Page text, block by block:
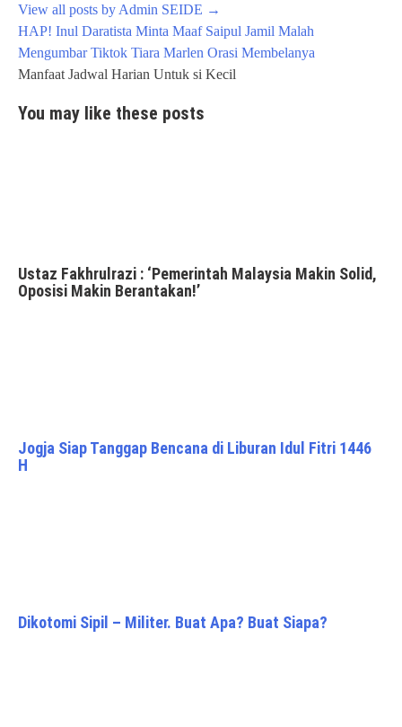
View all posts by Admin SEIDE →
Post
navigation
HAP! Inul Daratista Minta Maaf Saipul Jamil Malah
Mengumbar Tiktok Tiara Marlen Orasi Membelanya
Manfaat Jadwal Harian Untuk si Kecil
You may like these posts
Ustaz Fakhrulrazi : ‘Pemerintah Malaysia Makin Solid,
Oposisi Makin Berantakan!’
Jogja Siap Tanggap Bencana di Liburan Idul Fitri 1446
H
Dikotomi Sipil – Militer. Buat Apa? Buat Siapa?